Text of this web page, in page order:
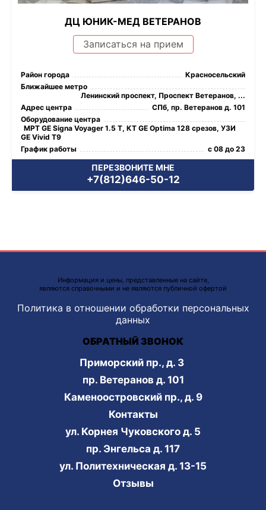
ДЦ ЮНИК-МЕД ВЕТЕРАНОВ
Записаться на прием
Район города
Красносельский
Ближайшее метро
Ленинский проспект, Проспект Ветеранов, ...
Адрес центра
СПб, пр. Ветеранов д. 101
Оборудование центра
МРТ GE Signa Voyager 1.5 Т, КТ GE Optima 128 срезов, УЗИ
GE Vivid T9
График работы
с 08 до 23
ПЕРЕЗВОНИТЕ МНЕ
+7(812)646-50-12
Информация и цены, представленные на сайте,
являются справочными и не являются публичной офертой
Политика в отношении обработки персональных
данных
ОБРАТНЫЙ ЗВОНОК
Приморский пр., д. 3
пр. Ветеранов д. 101
Каменоостровский пр., д. 9
Контакты
ул. Корнея Чуковского д. 5
пр. Энгельса д. 117
ул. Политехническая д. 13-15
Отзывы